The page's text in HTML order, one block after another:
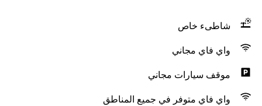
شاطىء خاص
واي فاي مجاني
موقف سيارات مجاني
واي فاي متوفر في جميع المناطق